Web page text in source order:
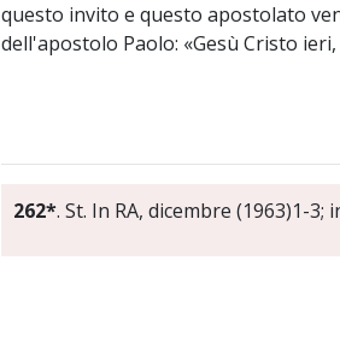
questo invito e questo apostolato
dell'apostolo Paolo: «Gesù Cristo
262*. St. In RA, dicembre (1963)1-3;